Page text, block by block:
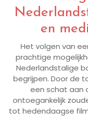
en
Het volgen van
prachtige
Nederlandstalige
begrijpen. Door de
een schat aan
ontoegankelijk
tot hedendaagse